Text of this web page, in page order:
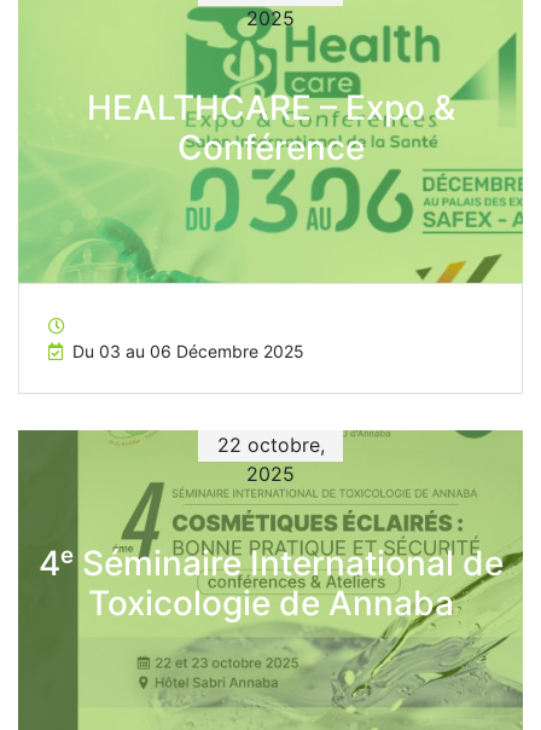
2025
HEALTHCARE – Expo &
Conférence
Du 03 au 06 Décembre 2025
22 octobre,
2025
4ᵉ Séminaire International de
Toxicologie de Annaba